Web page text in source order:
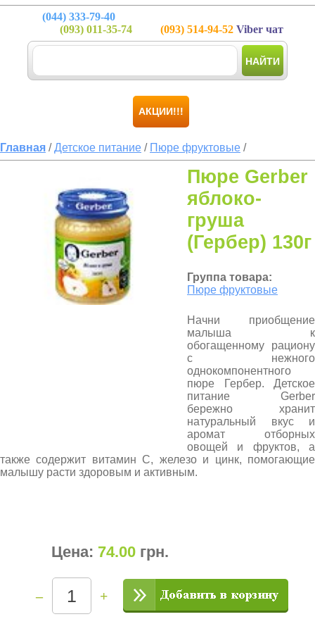
(044) 333-79-40
(093) 011-35-74 (093) 514-94-52 Viber чат
НАЙТИ
АКЦИИ!!!
Главная /Детское питание / Пюре фруктовые /
Пюре Gerber
яблоко-
груша
(Гербер) 130г
Группа товара:
Пюре фруктовые
Начни приобщение
малыша к
обогащенному рациону
с нежного
однокомпонентного
пюре Гербер. Детское
питание Gerber
бережно хранит
натуральный вкус и
аромат отборных
овощей и фруктов, а
также содержит витамин С, железо и цинк, помогающие
малышу расти здоровым и активным.
Цена: 74.00 грн.
– +